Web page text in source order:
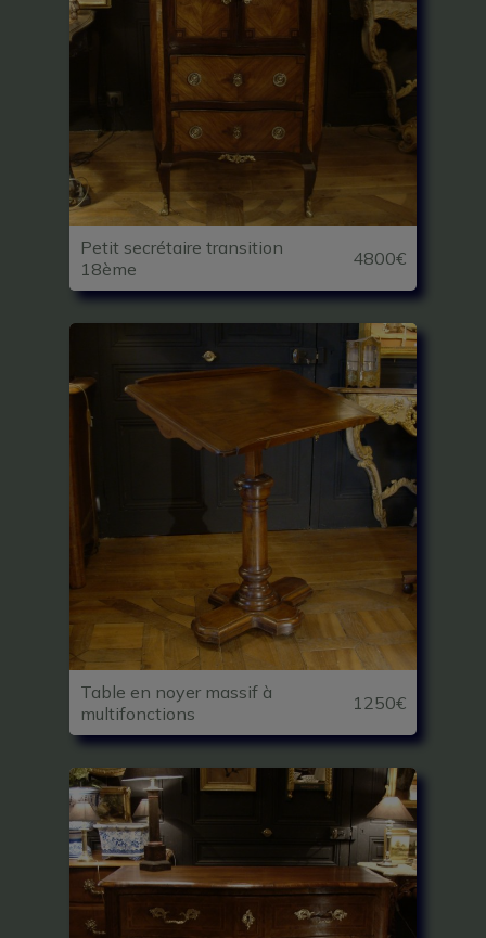
Petit secrétaire transition
18ème
4800€
Table en noyer massif à
multifonctions
1250€